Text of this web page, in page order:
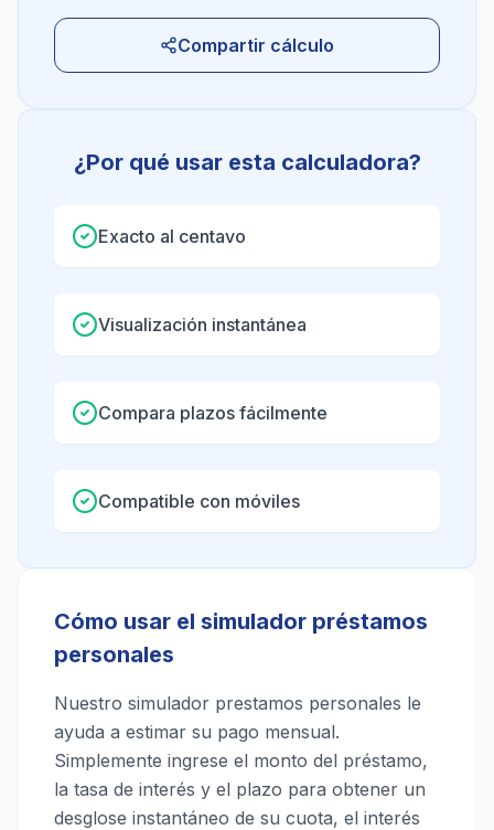
Compartir cálculo
¿Por qué usar esta calculadora?
Exacto al centavo
Visualización instantánea
Compara plazos fácilmente
Compatible con móviles
Cómo usar el simulador préstamos
personales
Nuestro simulador prestamos personales le
ayuda a estimar su pago mensual.
Simplemente ingrese el monto del préstamo,
la tasa de interés y el plazo para obtener un
desglose instantáneo de su cuota, el interés